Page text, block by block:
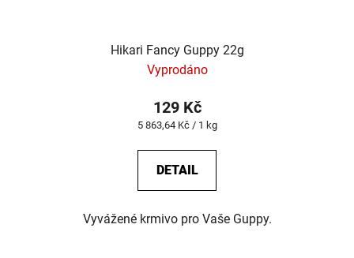
Hikari Fancy Guppy 22g
Vyprodáno
129 Kč
Měrná
5 863,64 Kč / 1 kg
DETAIL
Vyvážené krmivo pro Vaše Guppy.